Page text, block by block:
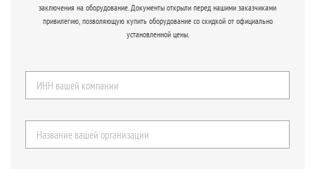
заключения на оборудование. Документы открыли перед нашими заказчиками
привилегию, позволяющую купить оборудование со скидкой от официально
установленной цены.